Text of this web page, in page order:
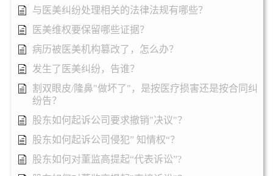
与医美纠纷处理相关的法律法规有哪些？
医美维权要保留哪些证据？
病历被医美机构篡改了，怎么办？
发生了医美纠纷，告谁？
割双眼皮/隆鼻"做坏了"，是按医疗损害还是按合同纠
纷告？
股东如何起诉公司要求撤销"决议"？
股东如何起诉公司侵犯” 知情权“？
股东如何对董监高提起“代表诉讼”?